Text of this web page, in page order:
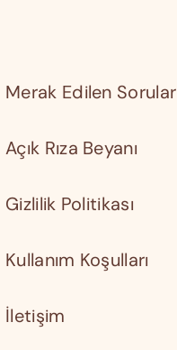
Merak Edilen Sorular
Açık Rıza Beyanı
Gizlilik Politikası
Kullanım Koşulları
İletişim